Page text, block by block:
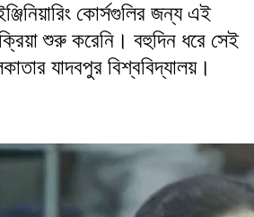
কোর্সগুলির জন্য এই
শুরু করেনি। বহুদিন ধরে সেই
যাদবপুর বিশ্ববিদ্যালয়।